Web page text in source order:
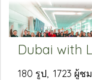
180 รูป, 1723 ผู้ชม